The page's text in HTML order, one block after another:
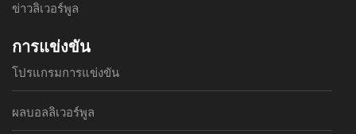
ข่าวลิเวอร์พูล
การแข่งขัน
โปรแกรมการแข่งขัน
ผลบอลลิเวอร์พูล